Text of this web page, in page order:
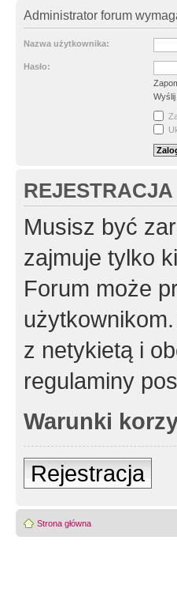
Administrator forum
Nazwa użytkownika:
Hasło:
REJESTRACJA
Musisz być
zajmuje tylko
Forum może
z netykietą i
regulaminy
Warunki
Rejestracja
Strona główna